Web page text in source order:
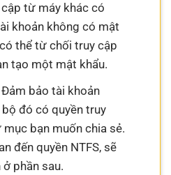
từ máy khác có
khoản không có mật
thể từ chối truy cập
tạo một mật khẩu.
bảo tài khoản
đó có quyền truy
bạn muốn chia sẻ.
đến quyền NTFS, sẽ
phần sau.